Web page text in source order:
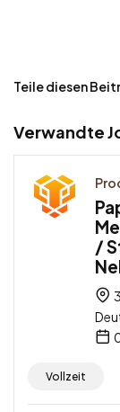
Teile diesen
Verwandte
/
Vollzeit